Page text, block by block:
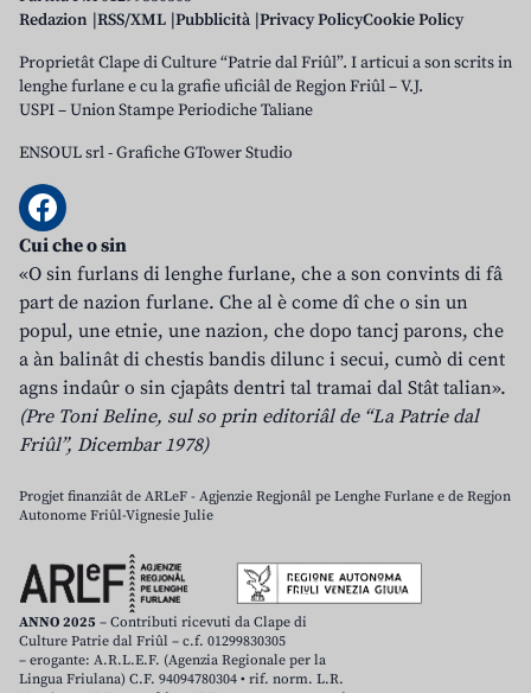
Redazion RSS/XML Pubblicità Privacy PolicyCookie Policy
Proprietât Clape di Culture “Patrie dal Friûl”. I articui a son scrits in
lenghe furlane e cu la grafie uficiâl de Regjon Friûl – V.J.
USPI – Union Stampe Periodiche Taliane
ENSOUL srl-Grafiche GTower Studio
Cui che o sin
«O sin furlans di lenghe furlane, che a son convints di fâ
part de nazion furlane. Che al è come dî che o sin un
popul, une etnie, une nazion, che dopo tancj parons, che
a àn balinât di chestis bandis dilunc i secui, cumò di cent
agns indaûr o sin cjapâts dentri tal tramai dal Stât talian».
(Pre Toni Beline, sul so prin editoriâl de “La Patrie dal
Friûl”, Dicembar 1978)
Progjet finanziât de ARLeF - Agjenzie Regjonâl pe Lenghe Furlane e de Regjon
Autonome Friûl-Vignesie Julie
ANNO 2025 – Contributi ricevuti da Clape di
Culture Patrie dal Friûl – c.f. 01299830305
– erogante: A.R.L.E.F. (Agenzia Regionale per la
Lingua Friulana) C.F. 94094780304 • rif. norm. L.R.